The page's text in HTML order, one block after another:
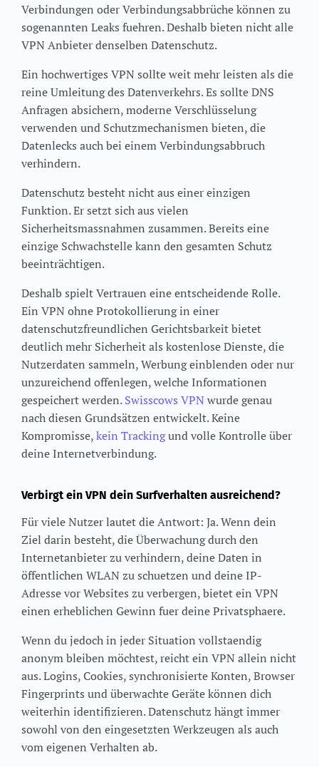
Verbindungen oder Verbindungsabbrüche können zu
sogenannten Leaks fuehren. Deshalb bieten nicht alle
VPN Anbieter denselben Datenschutz.
Ein hochwertiges VPN sollte weit mehr leisten als die
reine Umleitung des Datenverkehrs. Es sollte DNS
Anfragen absichern, moderne Verschlüsselung
verwenden und Schutzmechanismen bieten, die
Datenlecks auch bei einem Verbindungsabbruch
verhindern.
Datenschutz besteht nicht aus einer einzigen
Funktion. Er setzt sich aus vielen
Sicherheitsmassnahmen zusammen. Bereits eine
einzige Schwachstelle kann den gesamten Schutz
beeinträchtigen.
Deshalb spielt Vertrauen eine entscheidende Rolle.
Ein VPN ohne Protokollierung in einer
datenschutzfreundlichen Gerichtsbarkeit bietet
deutlich mehr Sicherheit als kostenlose Dienste, die
Nutzerdaten sammeln, Werbung einblenden oder nur
unzureichend offenlegen, welche Informationen
gespeichert werden.Swisscows VPN wurde genau
nach diesen Grundsätzen entwickelt. Keine
Kompromisse,kein Trackingund volle Kontrolle über
deine Internetverbindung.
Verbirgt ein VPN dein Surfverhalten ausreichend?
Für viele Nutzer lautet die Antwort: Ja. Wenn dein
Ziel darin besteht, die Überwachung durch den
Internetanbieter zu verhindern, deine Daten in
öffentlichen WLAN zu schuetzen und deine IP-
Adresse vor Websites zu verbergen, bietet ein VPN
einen erheblichen Gewinn fuer deine Privatsphaere.
Wenn du jedoch in jeder Situation vollstaendig
anonym bleiben möchtest, reicht ein VPN allein nicht
aus. Logins, Cookies, synchronisierte Konten, Browser
Fingerprints und überwachte Geräte können dich
weiterhin identifizieren. Datenschutz hängt immer
sowohl von den eingesetzten Werkzeugen als auch
vom eigenen Verhalten ab.